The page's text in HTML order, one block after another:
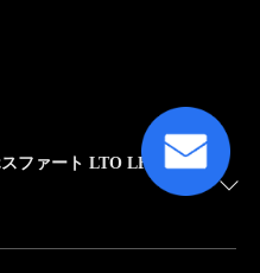
ファート LTO LFP カ